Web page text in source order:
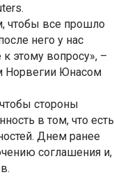
чтобы все прошло
него у нас
этому вопросу», –
Норвегии Юнасом
стороны
в том, что есть
Днем ранее
соглашения и,